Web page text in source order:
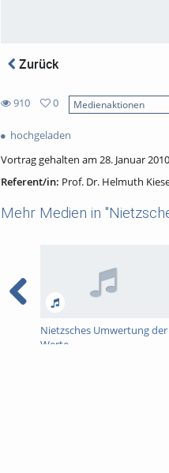
Zurück
910
views
0
favorites
Medienaktionen
hochgeladen
Vortrag gehalten am 28. Januar 2010
Referent/in: Prof. Dr. Helmuth
Mehr Medien in
Nietzsches Umwertung der
Werte